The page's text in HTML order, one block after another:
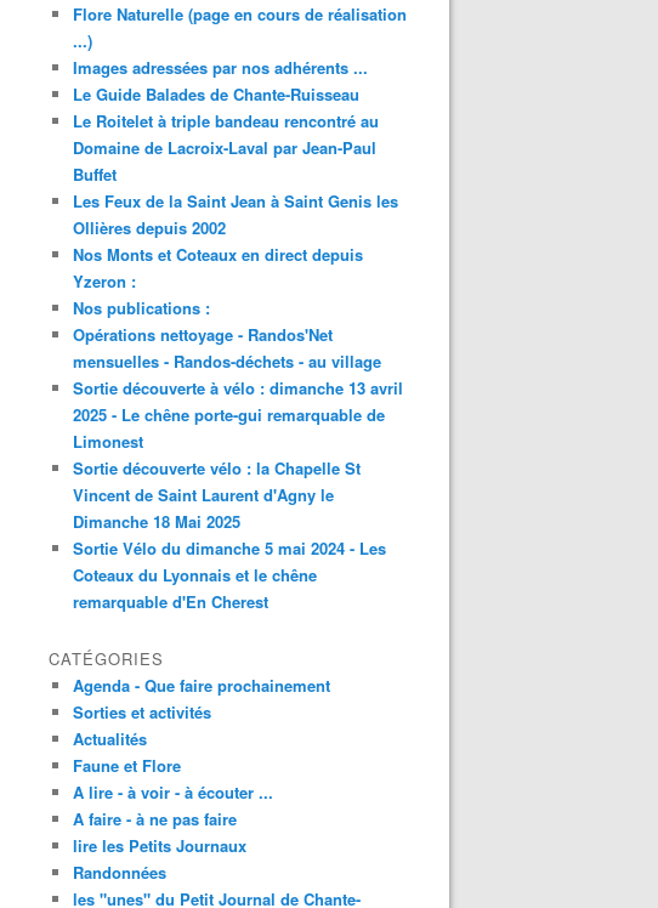
Flore Naturelle (page en cours de réalisation
...)
Images adressées par nos adhérents ...
Le Guide Balades de Chante-Ruisseau
Le Roitelet à triple bandeau rencontré au
Domaine de Lacroix-Laval par Jean-Paul
Buffet
Les Feux de la Saint Jean à Saint Genis les
Ollières depuis 2002
Nos Monts et Coteaux en direct depuis
Yzeron :
Nos publications :
Opérations nettoyage - Randos'Net
mensuelles - Randos-déchets - au village
Sortie découverte à vélo : dimanche 13 avril
2025 - Le chêne porte-gui remarquable de
Limonest
Sortie découverte vélo : la Chapelle St
Vincent de Saint Laurent d'Agny le
Dimanche 18 Mai 2025
Sortie Vélo du dimanche 5 mai 2024 - Les
Coteaux du Lyonnais et le chêne
remarquable d'En Cherest
CATÉGORIES
Agenda - Que faire prochainement
Sorties et activités
Actualités
Faune et Flore
A lire - à voir - à écouter ...
A faire - à ne pas faire
lire les Petits Journaux
Randonnées
les "unes" du Petit Journal de Chante-